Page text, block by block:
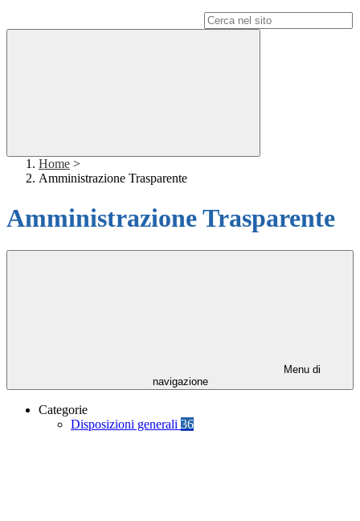
Home >
Amministrazione Trasparente
Amministrazione Trasparente
Menu di
navigazione
Categorie
Disposizioni generali 36